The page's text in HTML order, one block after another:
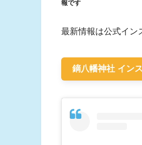
報です
最新情報は公式イン
鏑八幡神社 イン